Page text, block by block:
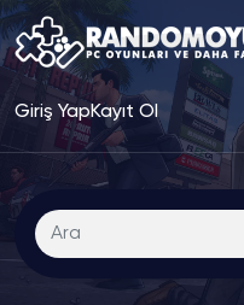
Giriş YapKayıt Ol